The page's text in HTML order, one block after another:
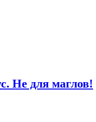
Не для маглов!